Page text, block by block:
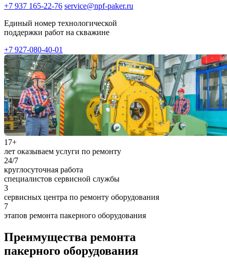
+7 937 165-22-76 service@npf-paker.ru
Единый номер технологической
поддержки работ на скважине
+7 927-080-40-01
17+
лет оказываем услуги по ремонту
24/7
круглосуточная работа
специалистов сервисной службы
3
сервисных центра по ремонту оборудования
7
этапов ремонта пакерного оборудования
Преимущества ремонта
пакерного оборудования